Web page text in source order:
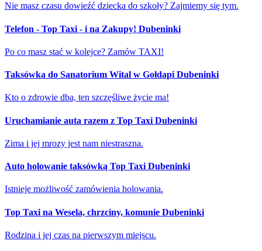
Nie masz czasu dowieźć dziecka do szkoły? Zajmiemy się tym.
Telefon - Top Taxi - i na Zakupy! Dubeninki
Po co masz stać w kolejce? Zamów TAXI!
Taksówka do Sanatorium Wital w Gołdapi Dubeninki
Kto o zdrowie dba, ten szczęśliwe życie ma!
Uruchamianie auta razem z Top Taxi Dubeninki
Zima i jej mrozy jest nam niestraszna.
Auto holowanie taksówką Top Taxi Dubeninki
Istnieje możliwość zamówienia holowania.
Top Taxi na Wesela, chrzciny, komunie Dubeninki
Rodzina i jej czas na pierwszym miejscu.